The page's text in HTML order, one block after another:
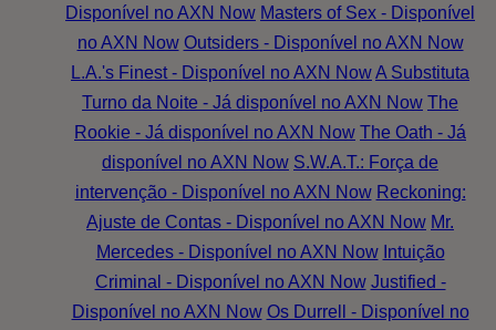
Disponível no AXN Now Masters of Sex - Disponível
no AXN Now Outsiders - Disponível no AXN Now
L.A.'s Finest - Disponível no AXN NowA Substituta
Turno da Noite - Já disponível no AXN Now The
Rookie - Já disponível no AXN Now The Oath - Já
disponível no AXN Now S.W.A.T.: Força de
intervenção - Disponível no AXN Now Reckoning:
Ajuste de Contas - Disponível no AXN Now Mr.
Mercedes - Disponível no AXN Now Intuição
Criminal - Disponível no AXN Now Justified -
Disponível no AXN Now Os Durrell - Disponível no